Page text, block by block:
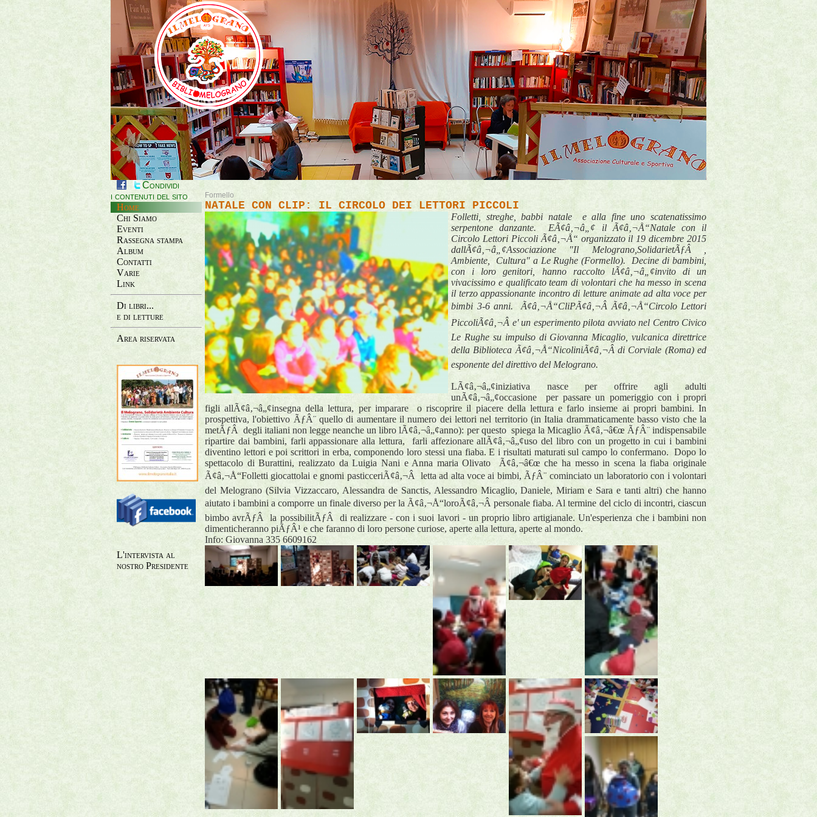
Condividi
i contenuti del sito
Home
Chi Siamo
Eventi
Rassegna stampa
Album
Contatti
Varie
Link
Di libri...
e di letture
Area riservata
L'intervista al
nostro Presidente
Formello
NATALE CON CLIP: IL CIRCOLO DEI LETTORI PICCOLI
Folletti, streghe, babbi natale e alla fine uno scatenatissimo
serpentone danzante. EÃ¢â‚¬â„¢ il Ã¢â‚¬Å“Natale con il
Circolo Lettori Piccoli Ã¢â‚¬Å“ organizzato il 19 dicembre 2015
dallÃ¢â‚¬â„¢Associazione "Il Melograno,SolidarietÃƒÂ ,
Ambiente, Cultura" a Le Rughe (Formello). Decine di bambini,
con i loro genitori, hanno raccolto lÃ¢â‚¬â„¢invito di un
vivacissimo e qualificato team di volontari che ha messo in scena
il terzo appassionante incontro di letture animate ad alta voce per
bimbi 3-6 anni. Ã¢â‚¬Å“CliPÃ¢â‚¬Â Ã¢â‚¬Å“Circolo Lettori
PiccoliÃ¢â‚¬Â e' un esperimento pilota avviato nel Centro Civico
Le Rughe su impulso di Giovanna Micaglio, vulcanica direttrice
della Biblioteca Ã¢â‚¬Å“NicoliniÃ¢â‚¬Â di Corviale (Roma) ed
esponente del direttivo del Melograno.
LÃ¢â‚¬â„¢iniziativa nasce per offrire agli adulti
unÃ¢â‚¬â„¢occasione per passare un pomeriggio con i propri
figli allÃ¢â‚¬â„¢insegna della lettura, per imparare o riscoprire il piacere della lettura e farlo insieme ai propri bambini. In
prospettiva, l'obiettivo ÃƒÂ¨ quello di aumentare il numero dei lettori nel territorio (in Italia drammaticamente basso visto che la
metÃƒÂ degli italiani non legge neanche un libro lÃ¢â‚¬â„¢anno): per questo spiega la Micaglio Ã¢â‚¬â€œ ÃƒÂ¨ indispensabile
ripartire dai bambini, farli appassionare alla lettura, farli affezionare allÃ¢â‚¬â„¢uso del libro con un progetto in cui i bambini
diventino lettori e poi scrittori in erba, componendo loro stessi una fiaba. E i risultati maturati sul campo lo confermano. Dopo lo
spettacolo di Burattini, realizzato da Luigia Nani e Anna maria Olivato Ã¢â‚¬â€œ che ha messo in scena la fiaba originale
Ã¢â‚¬Å“Folletti giocattolai e gnomi pasticceriÃ¢â‚¬Â letta ad alta voce ai bimbi, ÃƒÂ¨ cominciato un laboratorio con i volontari
del Melograno (Silvia Vizzaccaro, Alessandra de Sanctis, Alessandro Micaglio, Daniele, Miriam e Sara e tanti altri) che hanno
aiutato i bambini a comporre un finale diverso per la Ã¢â‚¬Å“loroÃ¢â‚¬Â personale fiaba. Al termine del ciclo di incontri, ciascun
bimbo avrÃƒÂ la possibilitÃƒÂ di realizzare - con i suoi lavori - un proprio libro artigianale. Un'esperienza che i bambini non
dimenticheranno piÃƒÂ¹ e che faranno di loro persone curiose, aperte alla lettura, aperte al mondo.
Info: Giovanna 335 6609162